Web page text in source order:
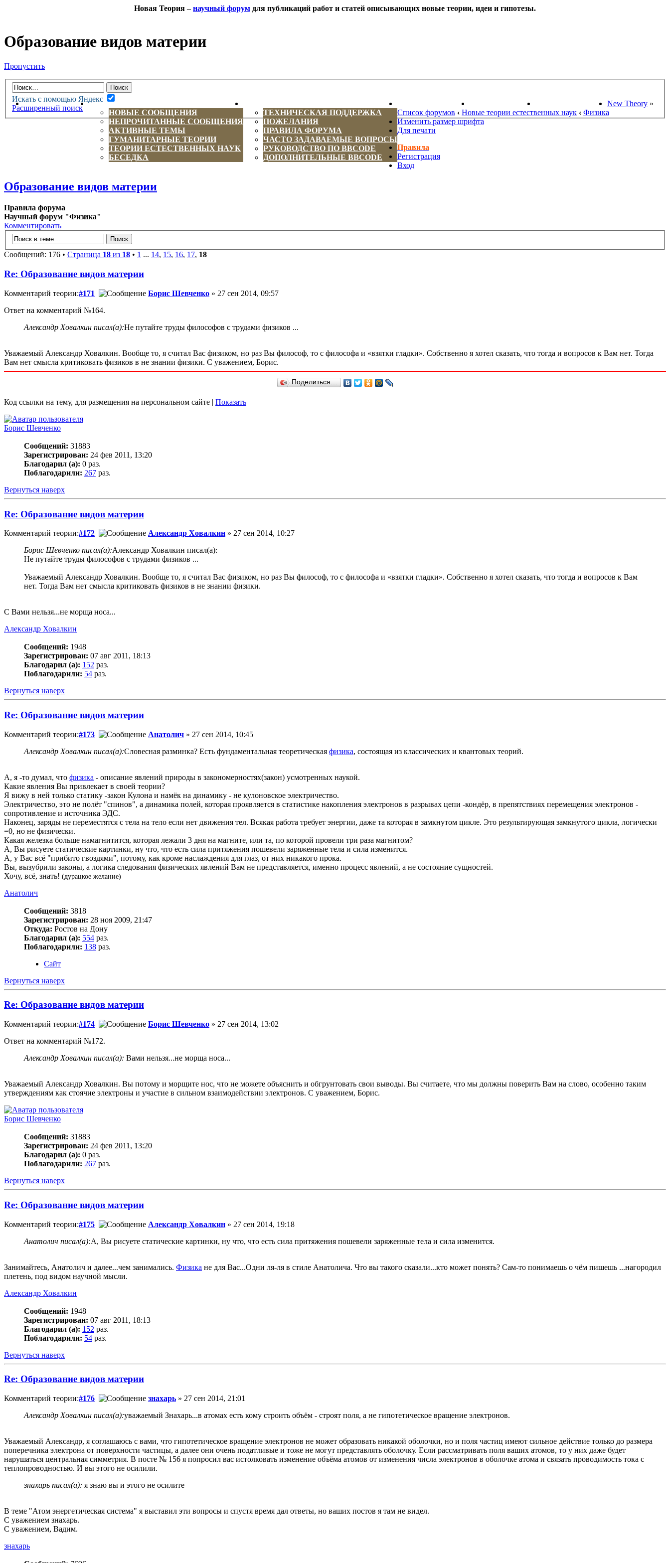
Новая Теория –научный форум для публикаций работ и статей описывающих новые теории, идеи и гипотезы.
Образование видов материи
Пропустить
Искать с помощью Яндекс
Расширенный поиск
НОВАЯ ТЕОРИЯФОРУМ
НОВЫЕ СООБЩЕНИЯ
НЕПРОЧИТАННЫЕ СООБЩЕНИЯ
АКТИВНЫЕ ТЕМЫ
ГУМАНИТАРНЫЕ ТЕОРИИ
ТЕОРИИ ЕСТЕСТВЕННЫХ НАУК
БЕСЕДКА
ТЕХНИЧЕСКАЯ ПОДДЕРЖКА
ПОЖЕЛАНИЯ
ПРАВИЛА ФОРУМА
ЧАСТО ЗАДАВАЕМЫЕ ВОПРОСЫ
РУКОВОДСТВО ПО BBCODE
ДОПОЛНИТЕЛЬНЫЕ BBCODE
НОВОСТИ НАУКИ ПОИСК ТЕОРИЙ СТАРЫЙ ПОРТАЛ New Theory »
Список форумов ‹ Новые теории естественных наук ‹ Физика
Изменить размер шрифта
Для печати
Правила
Регистрация
Вход
Образование видов материи
Правила форума
Научный форум "Физика"
Комментировать
Сообщений: 176 • Страница 18 из 18 • 1 ... 14, 15, 16, 17, 18
Re: Образование видов материи
Комментарий теории:#171 Борис Шевченко » 27 сен 2014, 09:57
Ответ на комментарий №164.
Александр Ховалкин писал(а):Не путайте труды философов с трудами физиков ...
Уважаемый Александр Ховалкин. Вообще то, я считал Вас физиком, но раз Вы философ, то с философа и «взятки гладки». Собственно я хотел сказать, что тогда и вопросов к Вам нет. Тогда
Вам нет смысла критиковать физиков в не знании физики. С уважением, Борис.
Поделиться…
Код ссылки на тему, для размещения на персональном сайте | Показать
Борис Шевченко
Сообщений: 31883
Зарегистрирован: 24 фев 2011, 13:20
Благодарил (а): 0 раз.
Поблагодарили: 267 раз.
Вернуться наверх
Re: Образование видов материи
Комментарий теории:#172 Александр Ховалкин » 27 сен 2014, 10:27
Борис Шевченко писал(а):Александр Ховалкин писал(а):
Не путайте труды философов с трудами физиков ...
Уважаемый Александр Ховалкин. Вообще то, я считал Вас физиком, но раз Вы философ, то с философа и «взятки гладки». Собственно я хотел сказать, что тогда и вопросов к Вам
нет. Тогда Вам нет смысла критиковать физиков в не знании физики.
С Вами нельзя...не морща носа...
Александр Ховалкин
Сообщений: 1948
Зарегистрирован: 07 авг 2011, 18:13
Благодарил (а): 152 раз.
Поблагодарили: 54 раз.
Вернуться наверх
Re: Образование видов материи
Комментарий теории:#173 Анатолич » 27 сен 2014, 10:45
Александр Ховалкин писал(а):Словесная разминка? Есть фундаментальная теоретическая физика, состоящая из классических и квантовых теорий.
А, я -то думал, что физика - описание явлений природы в закономерностях(закон) усмотренных наукой.
Какие явления Вы привлекает в своей теории?
Я вижу в ней только статику -закон Кулона и намёк на динамику - не кулоновское электричество.
Электричество, это не полёт "спинов", а динамика полей, которая проявляется в статистике накопления электронов в разрывах цепи -кондёр, в препятствиях перемещения электронов -
сопротивление и источника ЭДС.
Наконец, заряды не переместятся с тела на тело если нет движения тел. Всякая работа требует энергии, даже та которая в замкнутом цикле. Это результирующая замкнутого цикла, логически
=0, но не физически.
Какая железка больше намагнитится, которая лежали 3 дня на магните, или та, по которой провели три раза магнитом?
А, Вы рисуете статические картинки, ну что, что есть сила притяжения пошевели заряженные тела и сила изменится.
А, у Вас всё "прибито гвоздями", потому, как кроме наслаждения для глаз, от них никакого прока.
Вы, вызубрили законы, а логика следования физических явлений Вам не представляется, именно процесс явлений, а не состояние сущностей.
Хочу, всё, знать! (дурацкое желание)
Анатолич
Сообщений: 3818
Зарегистрирован: 28 ноя 2009, 21:47
Откуда: Ростов на Дону
Благодарил (а): 554 раз.
Поблагодарили: 138 раз.
Сайт
Вернуться наверх
Re: Образование видов материи
Комментарий теории:#174 Борис Шевченко » 27 сен 2014, 13:02
Ответ на комментарий №172.
Александр Ховалкин писал(а): Вами нельзя...не морща носа...
Уважаемый Александр Ховалкин. Вы потому и морщите нос, что не можете объяснить и обгрунтовать свои выводы. Вы считаете, что мы должны поверить Вам на слово, особенно таким
утверждениям как стоячие электроны и участие в сильном взаимодействии электронов. С уважением, Борис.
Борис Шевченко
Сообщений: 31883
Зарегистрирован: 24 фев 2011, 13:20
Благодарил (а): 0 раз.
Поблагодарили: 267 раз.
Вернуться наверх
Re: Образование видов материи
Комментарий теории:#175 Александр Ховалкин » 27 сен 2014, 19:18
Анатолич писал(а):А, Вы рисуете статические картинки, ну что, что есть сила притяжения пошевели заряженные тела и сила изменится.
Занимайтесь, Анатолич и далее...чем занимались. Физика не для Вас...Одни ля-ля в стиле Анатолича. Что вы такого сказали...кто может понять? Сам-то понимаешь о чём пишешь ...нагородил
плетень, под видом научной мысли.
Александр Ховалкин
Сообщений: 1948
Зарегистрирован: 07 авг 2011, 18:13
Благодарил (а): 152 раз.
Поблагодарили: 54 раз.
Вернуться наверх
Re: Образование видов материи
Комментарий теории:#176 знахарь » 27 сен 2014, 21:01
Александр Ховалкин писал(а):уважаемый Знахарь...в атомах есть кому строить объём - строят поля, а не гипотетическое вращение электронов.
Уважаемый Александр, я соглашаюсь с вами, что гипотетическое вращение электронов не может образовать никакой оболочки, но и поля частиц имеют сильное действие только до размера
поперечника электрона от поверхности частицы, а далее они очень податливые и тоже не могут представлять оболочку. Если рассматривать поля ваших атомов, то у них даже будет
нарушаться центральная симметрия. В посте № 156 я попросил вас истолковать изменение объёма атомов от изменения числа электронов в оболочке атома и связать проводимость тока с
теплопроводностью. И вы этого не осилили.
знахарь писал(а): я знаю вы и этого не осилите
В теме "Атом энергетическая система" я выставил эти вопросы и спустя время дал ответы, но ваших постов я там не видел.
С уважением знахарь.
С уважением, Вадим.
знахарь